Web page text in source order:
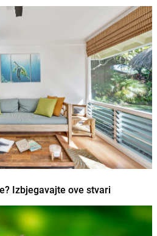
Izbjegavajte ove stvari